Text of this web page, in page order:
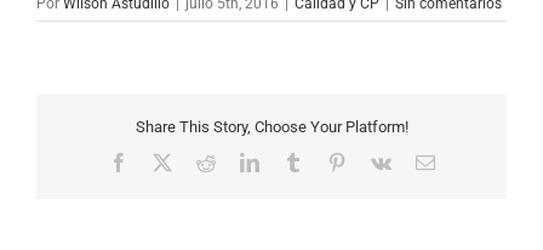
Por Wilson Astudillo julio 5th, 2016 Calidad y CP Sin comentarios
Share This Story, Choose Your Platform!
Facebook RedditLinkedInTumblr Pinterest
Vk
Correo